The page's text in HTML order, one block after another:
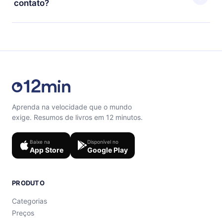
quiz de perguntas para te ajudar a fixar o conteúdo no
contato?
Sinta-se livre para entrar em contato por
Aprenda na velocidade que o mundo
exige. Resumos de livros em 12 minutos.
Baixe na
App Store
Disponível no
Google Play
PRODUTO
Categorias
Preços